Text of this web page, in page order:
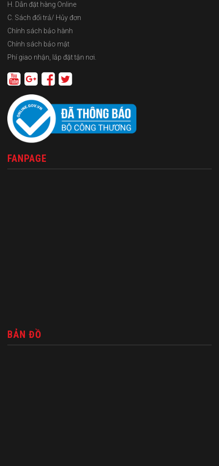
H. Dẫn đặt hàng Online
C. Sách đổi trả/ Hủy đơn
Chính sách bảo hành
Chính sách bảo mật
Phí giao nhận, lắp đặt tận nơi.
FANPAGE
BẢN ĐỒ